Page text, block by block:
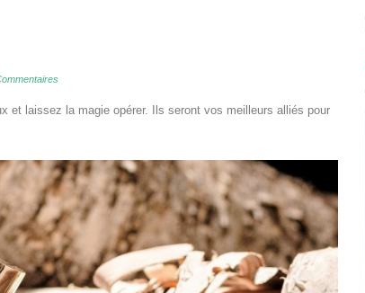
et laissez la magie opérer. Ils seront vos meilleurs alliés pour